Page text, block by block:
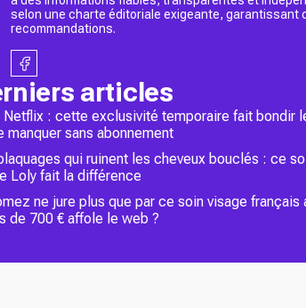
selon une charte éditoriale exigeante, garantissant
recommandations.
articles
Netflix : cette exclusivité temporaire fait bondir
manquer sans abonnement
qui ruinent les cheveux bouclés : ce
Loly fait la différence
ne jure plus que par ce soin visage
de 700 € affole le web ?